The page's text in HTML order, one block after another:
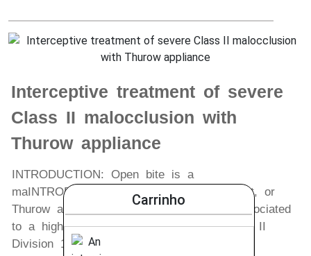
Carrinho
Interceptive treatment of severe
Class II malocclusion with
Thurow appliance
INTRODUCTION: Open bite is a
maINTRODUCTION: Thurow maxillary splint, or
Thurow appliance, is a maxillary splint associated
to a high traction, effective in Angle Class II
Division 1 correction, resulting in both